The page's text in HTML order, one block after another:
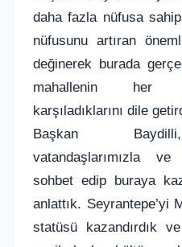
daha fazla nüfusa
nüfusunu artıran
değinerek burada
mahallenin her
karşıladıklarını dile
Başkan Baydilli,
vatandaşlarımızla
sohbet edip buraya
anlattık. Seyrantepe’yi
statüsü kazandırdık ve